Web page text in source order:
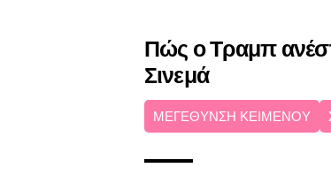
Πώς ο Τραμπ
Σινεμά
ΜΕΓΕΘΥΝΣΗ ΚΕΙΜΕΝΟΥ